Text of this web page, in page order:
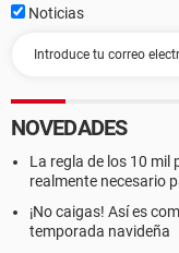
Noticias
NOVEDADES
La regla de los 10 mil
realmente necesario
¡No caigas! Así es
temporada navideña